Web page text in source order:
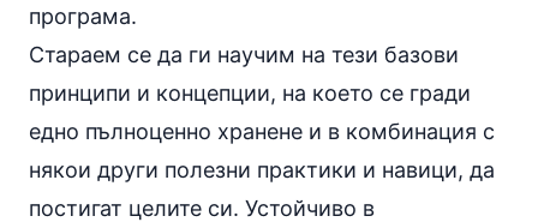
програма.
Стараем се да ги научим на тези базови
принципи и концепции, на което се гради
едно пълноценно хранене и в комбинация с
някои други полезни практики и навици, да
постигат целите си. Устойчиво в